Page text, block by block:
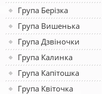
Група Берізка
Група Вишенька
Група Дзвіночки
Група Калинка
Група Капітошка
Група Квіточка